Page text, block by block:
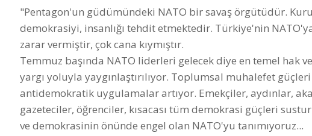
"Pentagon'un güdümündeki NATO bir savaş örgütüdür.
demokrasiyi, insanlığı tehdit etmektedir. Türkiye'nin
zarar vermiştir, çok cana kıymıştır.
Temmuz başında NATO liderleri gelecek diye en temel hak
yargı yoluyla yaygınlaştırılıyor. Toplumsal muhalefet
antidemokratik uygulamalar artıyor. Emekçiler, aydınlar,
gazeteciler, öğrenciler, kısacası tüm demokrasi güçleri
ve demokrasinin önünde engel olan NATO'yu tanımıyoruz...